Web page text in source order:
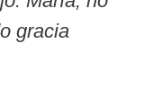
gracia